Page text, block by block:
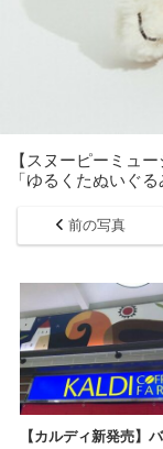
【スヌーピーミュ
「ゆるくたぬいぐ
前の写真